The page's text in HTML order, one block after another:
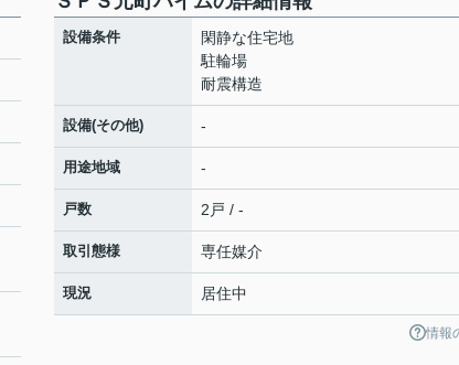
設備条件
閑静な住宅地
駐輪場
耐震構造
設備(その他) -
用途地域 -
戸数 2戸 / -
取引態様 専任媒介
現況 居住中
情報